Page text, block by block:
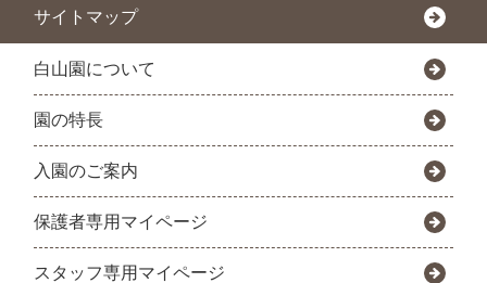
サイトマップ
白山園について
園の特長
入園のご案内
保護者専用マイページ
スタッフ専用マイページ